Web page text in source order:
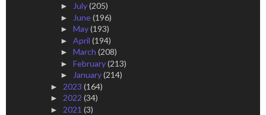
► July(205)
► June(196)
► May(193)
► April (194)
► March (208)
► February(213)
► January(214)
► 2023 (164)
► 2022 (34)
► 2021 (3)